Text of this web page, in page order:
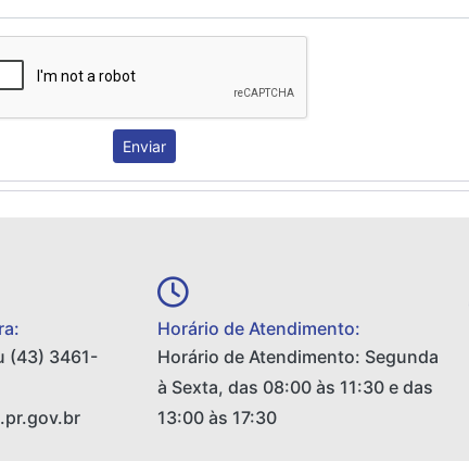
Enviar
(43) 3461-
Horário de Atendimento:
Horário de Atendimento: Segunda
à Sexta, das 08:00 às 11:30 e das
13:00 às 17:30